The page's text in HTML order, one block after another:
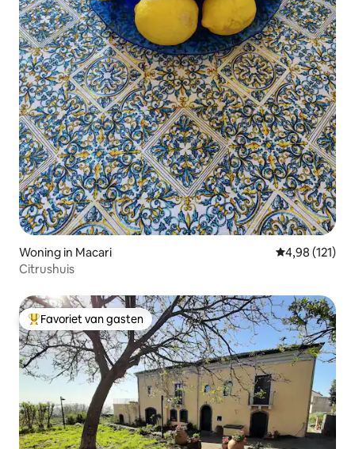
Woning in Macari Gemiddelde
4,98 (121)
Citrushuis
Topfavoriet van gasten
Favoriet van gasten